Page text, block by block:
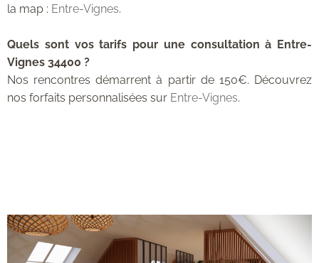
la map : Entre-Vignes.
Quels sont vos tarifs pour une consultation à Entre-
Vignes 34400 ?
Nos rencontres démarrent à partir de 150€. Découvrez
nos forfaits personnalisées sur Entre-Vignes.